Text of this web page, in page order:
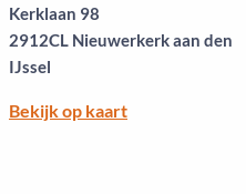
Kerklaan 98
2912CL Nieuwerkerk aan den
IJssel
Bekijk op kaart